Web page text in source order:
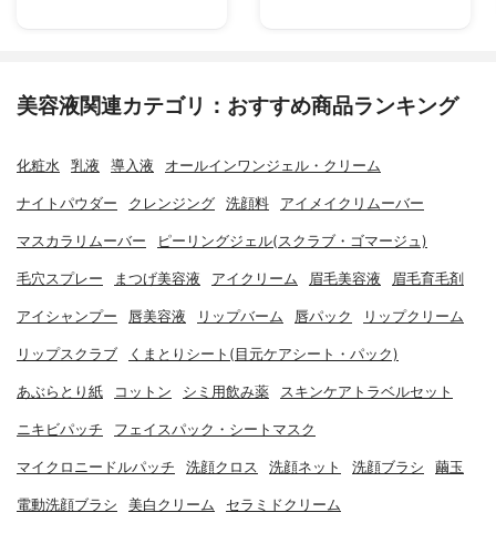
美容液関連カテゴリ：おすすめ商品ランキング
化粧水 乳液 導入液 オールインワンジェル・クリーム
ナイトパウダー クレンジング 洗顔料 アイメイクリムーバー
マスカラリムーバー ピーリングジェル(スクラブ・ゴマージュ)
毛穴スプレー まつげ美容液 アイクリーム 眉毛美容液 眉毛育毛剤
アイシャンプー 唇美容液 リップバーム 唇パック リップクリーム
リップスクラブ くまとりシート(目元ケアシート・パック)
あぶらとり紙 コットン シミ用飲み薬 スキンケアトラベルセット
ニキビパッチ フェイスパック・シートマスク
マイクロニードルパッチ 洗顔クロス 洗顔ネット 洗顔ブラシ 繭玉
電動洗顔ブラシ 美白クリーム セラミドクリーム